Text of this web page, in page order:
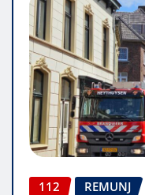
112 REMUNJ